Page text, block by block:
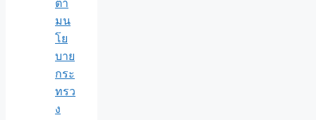
ตา
มน
โย
บาย
กระ
ทรว
ง